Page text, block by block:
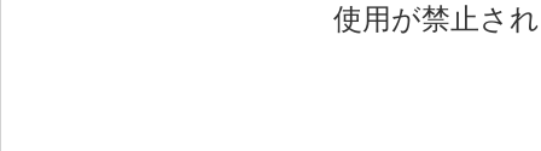
使用が禁止さ